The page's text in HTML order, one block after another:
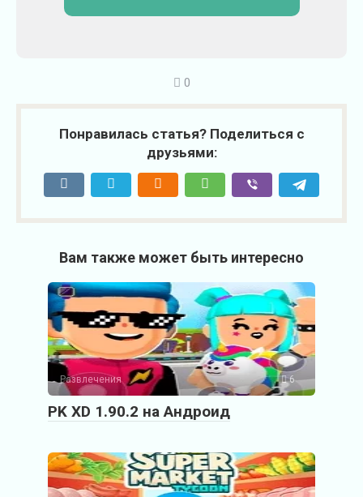
0
Понравилась статья? Поделиться с
друзьями:
Вам также может быть интересно
Развлечения 6
PK XD 1.90.2 на Андроид